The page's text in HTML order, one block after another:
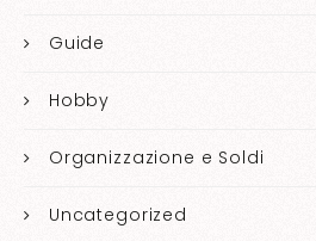
Guide
Hobby
Organizzazione e Soldi
Uncategorized